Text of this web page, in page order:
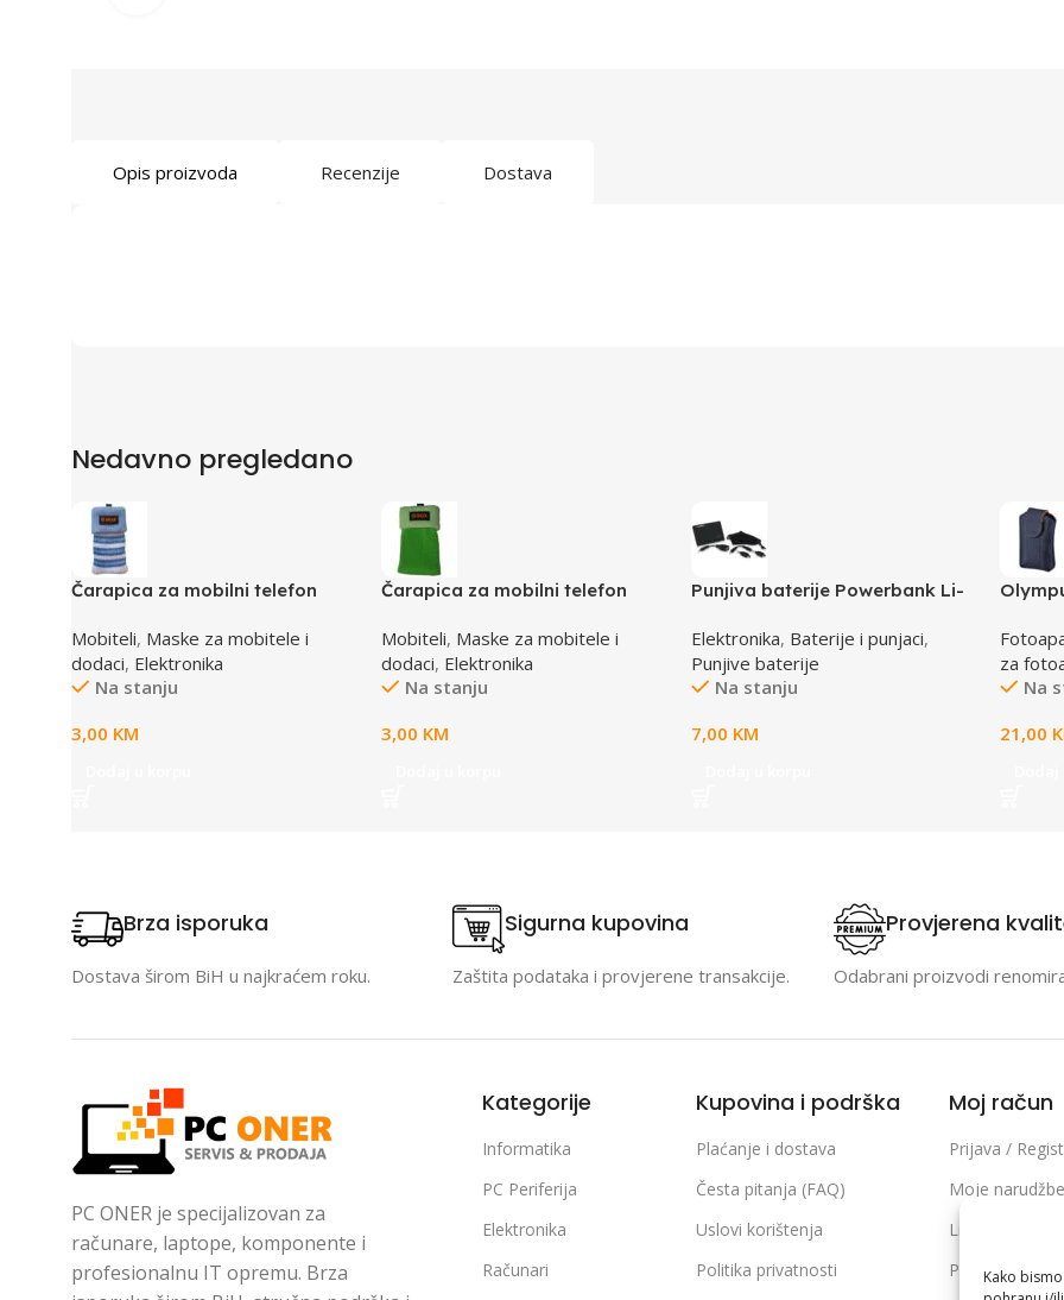
Kako
Opis proizvoda Recenzije Dostava
Nedavno pregledano
Čarapica za mobilni telefon
65x100mm
Mobiteli, Maske za mobitele i
dodaci, Elektronika
Na stanju
3,00 KM
Čarapica za mobilni telefon
65x100mm
Mobiteli, Maske za mobitele i
dodaci, Elektronika
Na stanju
3,00 KM
Punjiva baterije Powerbank Li-
MANHATTAN
Elektronika, Baterije i punjaci,
Punjive baterije
Na stanju
7,00 KM
za
Na
21,00
Brza isporuka
Dostava širom BiH u najkraćem roku.
Sigurna kupovina
Zaštita podataka i provjerene transakcije.
Provjerena
Odabrani proizvodi
PC ONER je specijalizovan za
računare, laptope, komponente i
profesionalnu IT opremu. Brza
Kategorije
Informatika
PC Periferija
Elektronika
Računari
Kupovina i podrška
Plaćanje i dostava
Česta pitanja (FAQ)
Uslovi korištenja
Politika privatnosti
Moj račun
Prijava /
Moje narudžbe
Lista želja
Poređenje